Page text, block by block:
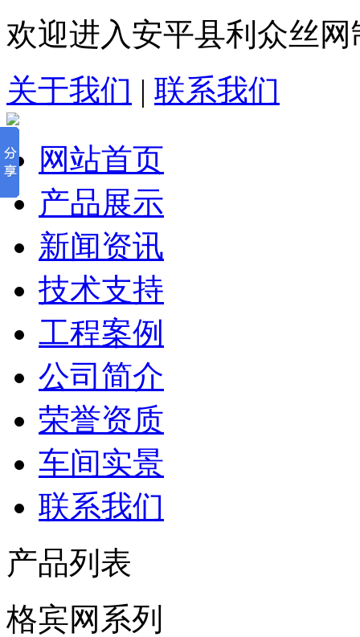
欢迎进入安平县利众丝
关于我们 | 联系我们
网站首页
产品展示
新闻资讯
技术支持
工程案例
公司简介
荣誉资质
车间实景
联系我们
产品列表
格宾网系列